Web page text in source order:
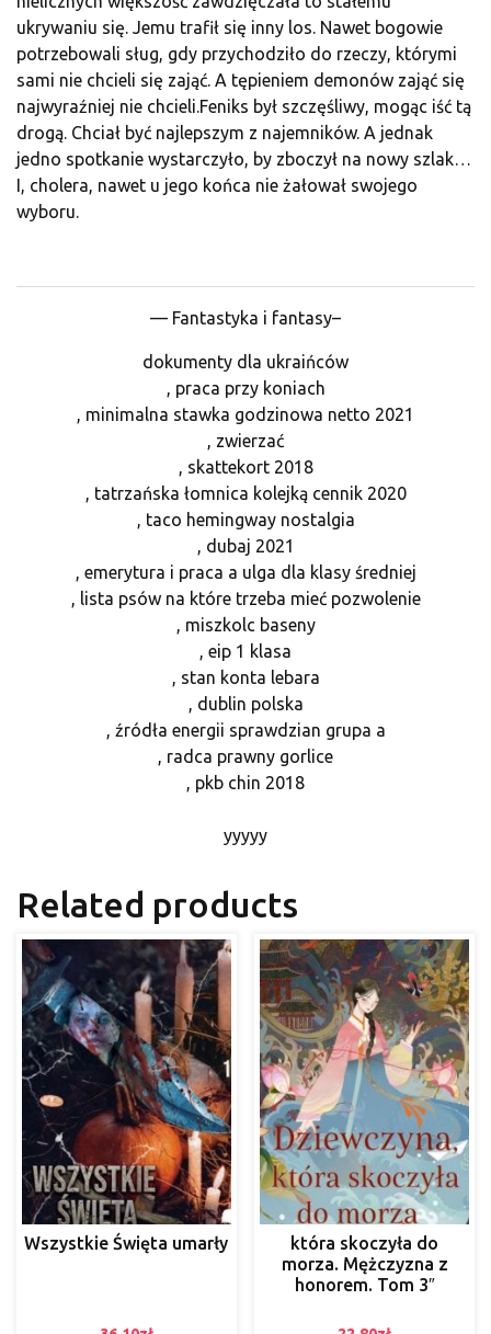
ukrywaniu się. Jemu trafił się inny los. Nawet bogowie
potrzebowali sług, gdy przychodziło do rzeczy, którymi
sami nie chcieli się zająć. A tępieniem demonów zająć się
najwyraźniej nie chcieli.Feniks był szczęśliwy, mogąc iść tą
drogą. Chciał być najlepszym z najemników. A jednak
jedno spotkanie wystarczyło, by zboczył na nowy szlak…
I, cholera, nawet u jego końca nie żałował swojego
wyboru.
— Fantastyka i fantasy–
dokumenty dla ukraińców
, praca przy koniach
, minimalna stawka godzinowa netto 2021
, zwierzać
, skattekort 2018
, tatrzańska łomnica kolejką cennik 2020
, taco hemingway nostalgia
, dubaj 2021
, emerytura i praca a ulga dla klasy średniej
, lista psów na które trzeba mieć pozwolenie
, miszkolc baseny
, eip 1 klasa
, stan konta lebara
, dublin polska
, źródła energii sprawdzian grupa a
, radca prawny gorlice
, pkb chin 2018
yyyyy
Related products
Wszystkie Święta umarły
która skoczyła do
morza. Mężczyzna z
honorem. Tom 3″